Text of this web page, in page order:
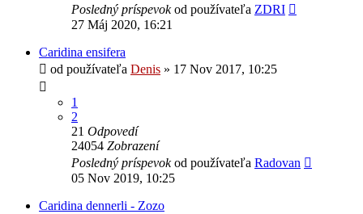
Posledný príspevokod používateľa ZDRI
27 Máj 2020, 16:21
Caridina ensifera
od používateľa Denis » 17 Nov 2017, 10:25
1
2
21 Odpovedí
24054 Zobrazení
Posledný príspevokod používateľa Radovan
05 Nov 2019, 10:25
Caridina dennerli - Zozo